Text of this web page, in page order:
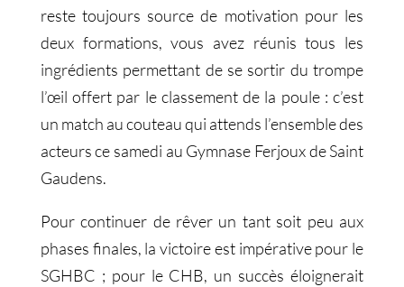
reste toujours source de motivation pour les
deux formations, vous avez réunis tous les
ingrédients permettant de se sortir du trompe
l’œil offert par le classement de la poule : c’est
un match au couteau qui attends l’ensemble des
acteurs ce samedi au Gymnase Ferjoux de Saint
Gaudens.
Pour continuer de rêver un tant soit peu aux
phases finales, la victoire est impérative pour le
SGHBC ; pour le CHB, un succès éloignerait